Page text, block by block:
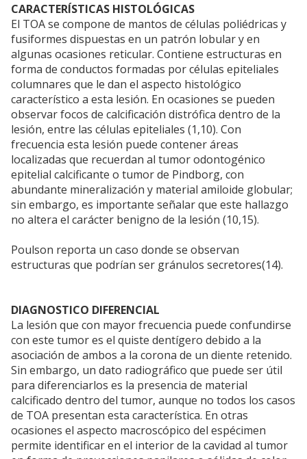
CARACTERÍSTICAS HISTOLÓGICAS
El TOA se compone de mantos de células poliédricas y
fusiformes dispuestas en un patrón lobular y en
algunas ocasiones reticular. Contiene estructuras en
forma de conductos formadas por células epiteliales
columnares que le dan el aspecto histológico
característico a esta lesión. En ocasiones se pueden
observar focos de calcificación distrófica dentro de la
lesión, entre las células epiteliales (1,10). Con
frecuencia esta lesión puede contener áreas
localizadas que recuerdan al tumor odontogénico
epitelial calcificante o tumor de Pindborg, con
abundante mineralización y material amiloide globular;
sin embargo, es importante señalar que este hallazgo
no altera el carácter benigno de la lesión (10,15).
Poulson reporta un caso donde se observan
estructuras que podrían ser gránulos secretores(14).
DIAGNOSTICO DIFERENCIAL
La lesión que con mayor frecuencia puede confundirse
con este tumor es el quiste dentígero debido a la
asociación de ambos a la corona de un diente retenido.
Sin embargo, un dato radiográfico que puede ser útil
para diferenciarlos es la presencia de material
calcificado dentro del tumor, aunque no todos los casos
de TOA presentan esta característica. En otras
ocasiones el aspecto macroscópico del espécimen
permite identificar en el interior de la cavidad al tumor